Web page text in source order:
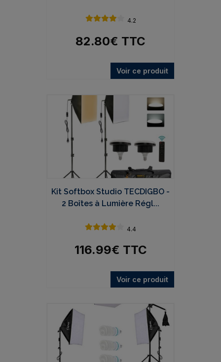
4.2
82.80€ TTC
Voir ce produit
Kit Softbox Studio TECDIGBO -
2 Boîtes à Lumière Régl...
4.4
116.99€ TTC
Voir ce produit